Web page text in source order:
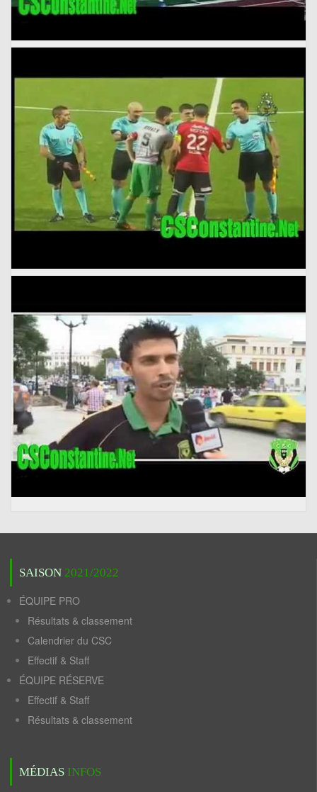
SAISON 2021/2022
ÉQUIPE PRO
Résultats & classement
Calendrier du CSC
Effectif & Staff
ÉQUIPE RÉSERVE
Effectif & Staff
Résultats & classement
MÉDIAS INFOS